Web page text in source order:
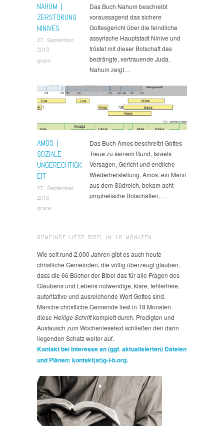
NAHUM |
ZERSTÖRUNG
NINIVES
27. September
2013
grace
Das Buch Nahum beschreibt
voraussagend das sichere
Gottesgericht über die feindliche
assyrische Hauptstadt Ninive und
tröstet mit dieser Botschaft das
bedrängte, vertrauende Juda.
Nahum zeigt…
AMOS |
SOZIALE
UNGERECHTIGK
EIT
27. September
2013
grace
Amos,AT,Bibel,Kleine Propheten,Summary
Das Buch Amos beschreibt Gottes
Treue zu seinem Bund, Israels
Versagen, Gericht und endliche
Wiederherstellung. Amos, ein Mann
aus dem Südreich, bekam acht
prophetische Botschaften,…
GEMEINDE LIEST BIBEL IN 18 MONATEN
Wie seit rund 2.000 Jahren gibt es auch heute
christliche Gemeinden, die völlig überzeugt glauben,
dass die 66 Bücher der Bibel das für alle Fragen des
Glaubens und Lebens notwendige, klare, fehlerfreie,
autoritative und ausreichende Wort Gottes sind.
Manche christliche Gemeinde liest in 18 Monaten
diese Heilige Schriftkomplett durch. Predigten und
Austausch zum Wochenlesetext schließen den darin
liegenden Schatz weiter auf.
Kontakt bei Interesse an (ggf. aktualisierten) Dateien
und Plänen: kontakt(at)g-l-b.org.